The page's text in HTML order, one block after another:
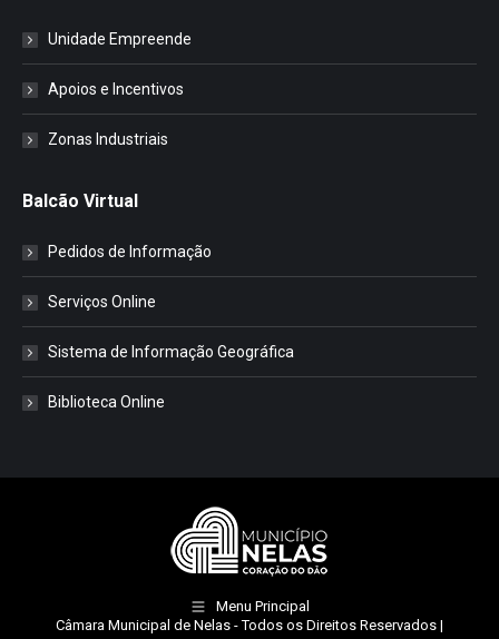
Unidade Empreende
Apoios e Incentivos
Zonas Industriais
Balcão Virtual
Pedidos de Informação
Serviços Online
Sistema de Informação Geográfica
Biblioteca Online
Menu Principal
Câmara Municipal de Nelas - Todos os Direitos Reservados |